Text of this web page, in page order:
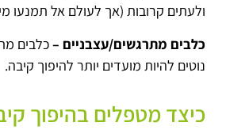
ולעתים קרובות (אך לעולם אל תמנעו
כלבים מתרגשים/עצבניים –כלבים
נוטים להיות מועדים יותר להיפוך קיבה.
כיצד מטפלים בהיפוך